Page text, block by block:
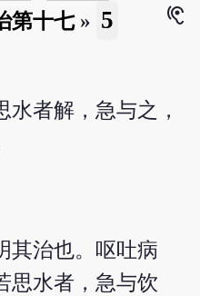
第十七» 5
hearing
者解，急与之，
其治也。呕吐病
思水者，急与饮